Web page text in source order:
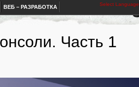
ВЕБ – РАЗРАБОТКА Select Language
Часть 1